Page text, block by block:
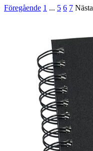
Föregående 1 ... 5 6 7 Nästa